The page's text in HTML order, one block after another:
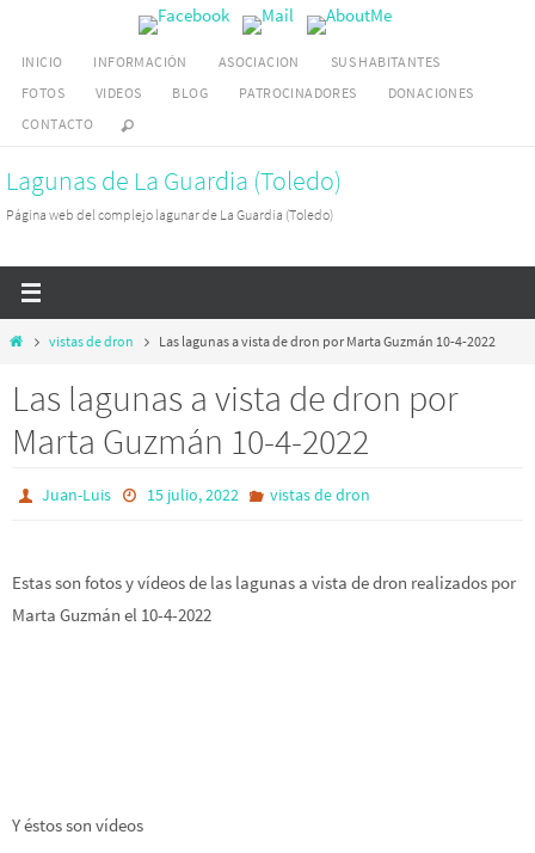
contenido
INICIO INFORMACIÓN ASOCIACION
SUS HABITANTES
FOTOS
VIDEOS BLOG PATROCINADORES
DONACIONES
CONTACTO
Lagunas de La Guardia (Toledo)
Página web del complejo lagunar de La Guardia (Toledo)
Iniciovistas de dron Las lagunas a vista de dron por Marta Guzmán 10-4-2022
Las lagunas a vista de dron por
Marta Guzmán 10-4-2022
Juan-Luis 15 julio, 2022 vistas de dron
Estas son fotos y vídeos de las lagunas a vista de dron realizados por
Marta Guzmán el 10-4-2022
Y éstos son vídeos